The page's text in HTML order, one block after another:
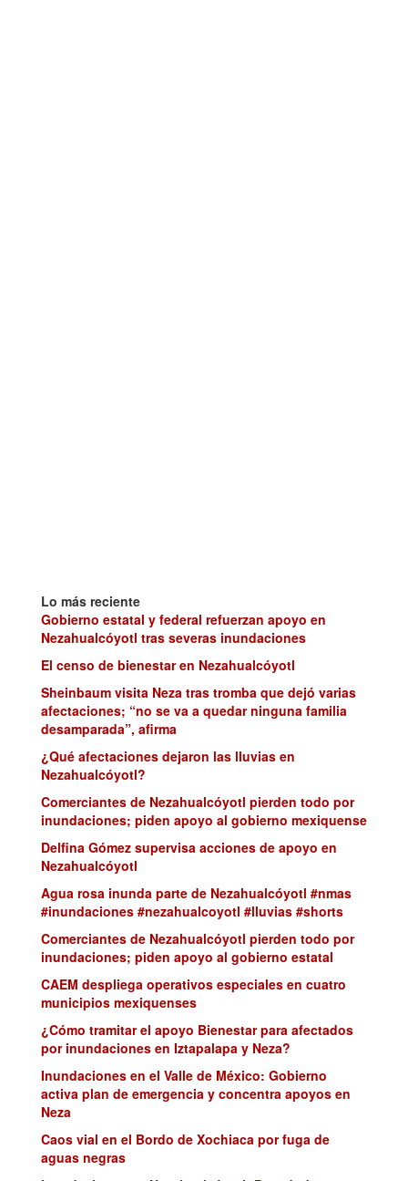
Lo más reciente
Gobierno estatal y federal refuerzan apoyo en
Nezahualcóyotl tras severas inundaciones
El censo de bienestar en Nezahualcóyotl
Sheinbaum visita Neza tras tromba que dejó varias
afectaciones; “no se va a quedar ninguna familia
desamparada”, afirma
¿Qué afectaciones dejaron las lluvias en
Nezahualcóyotl?
Comerciantes de Nezahualcóyotl pierden todo por
inundaciones; piden apoyo al gobierno mexiquense
Delfina Gómez supervisa acciones de apoyo en
Nezahualcóyotl
Agua rosa inunda parte de Nezahualcóyotl #nmas
#inundaciones #nezahualcoyotl #lluvias #shorts
Comerciantes de Nezahualcóyotl pierden todo por
inundaciones; piden apoyo al gobierno estatal
CAEM despliega operativos especiales en cuatro
municipios mexiquenses
¿Cómo tramitar el apoyo Bienestar para afectados
por inundaciones en Iztapalapa y Neza?
Inundaciones en el Valle de México: Gobierno
activa plan de emergencia y concentra apoyos en
Neza
Caos vial en el Bordo de Xochiaca por fuga de
aguas negras